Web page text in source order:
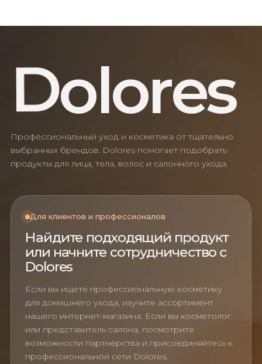
Dolores
Профессиональный уход и косметика от тщательно
выбранных брендов. Dolores помогает подобрать
продукты для лица, тела, волос и салонного ухода.
Для клиентов и профессионалов
Найдите подходящий продукт
или начните сотрудничество с
Dolores
Если вы ищете профессиональную косметику
для домашнего ухода, изучите ассортимент
нашего интернет-магазина. Если вы косметолог
или представитель салона, посмотрите
возможности партнёрства и присоединяйтесь к
профессиональной сети Dolores.